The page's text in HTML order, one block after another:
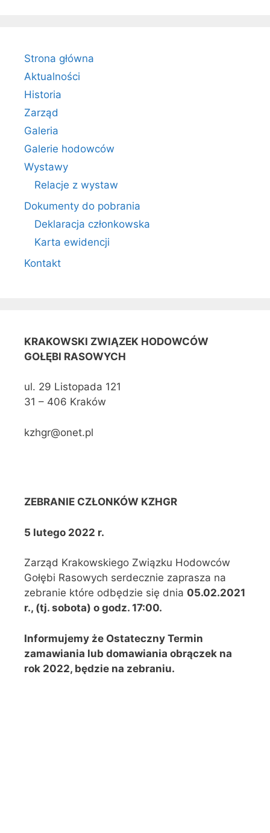
Strona główna
Aktualności
Historia
Zarząd
Galeria
Galerie hodowców
Wystawy
Relacje z wystaw
Dokumenty do pobrania
Deklaracja członkowska
Karta ewidencji
Kontakt
KRAKOWSKI ZWIĄZEK HODOWCÓW
GOŁĘBI RASOWYCH
ul. 29 Listopada 121
31 – 406 Kraków
kzhgr@onet.pl
ZEBRANIE CZŁONKÓW KZHGR
5 lutego 2022 r.
Zarząd Krakowskiego Związku Hodowców
Gołębi Rasowych serdecznie zaprasza na
zebranie które odbędzie się dnia 05.02.2021
r., (tj. sobota) o godz. 17:00.
Informujemy że Ostateczny Termin
zamawiania lub domawiania obrączek na
rok 2022, będzie na zebraniu.